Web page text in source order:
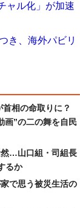
ャル化」が加速
き、海外パビリ
相の命取りに？
画”の二の舞を自民
然…山口組・司組長
るか
で思う被災生活の